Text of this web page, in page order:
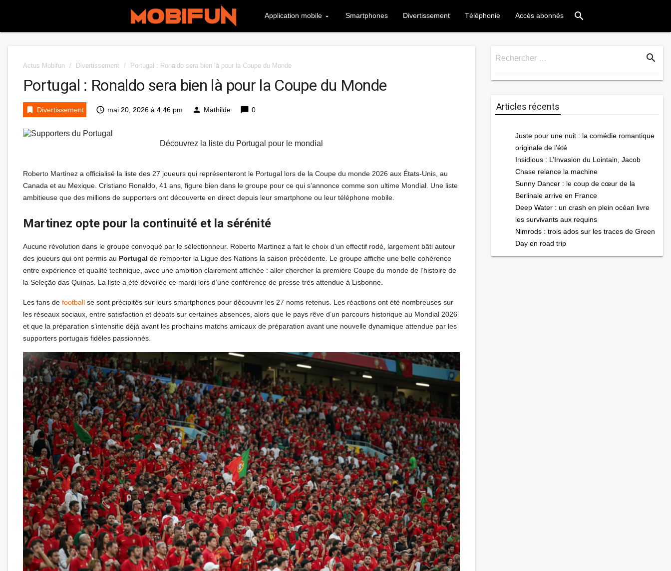
Application mobile Smartphones Divertissement Téléphonie Accès abonnés search
Actus Mobifun / Divertissement / Portugal : Ronaldo sera bien là pour la Coupe du Monde
Portugal : Ronaldo sera bien là pour la Coupe du Monde
bookmark Divertissement access_time mai 20, 2026 à 4:46 pm person Mathilde chat_bubble 0
Découvrez la liste du Portugal pour le mondial
Roberto Martinez a officialisé la liste des 27 joueurs qui représenteront le Portugal lors de la Coupe du monde 2026 aux États-Unis, au
Canada et au Mexique. Cristiano Ronaldo, 41 ans, figure bien dans le groupe pour ce qui s’annonce comme son ultime Mondial. Une liste
ambitieuse que des millions de supporters ont découverte en direct depuis leur smartphone ou leur téléphone mobile.
Martinez opte pour la continuité et la sérénité
Aucune révolution dans le groupe convoqué par le sélectionneur. Roberto Martinez a fait le choix d’un effectif rodé, largement bâti autour
des joueurs qui ont permis au Portugal de remporter la Ligue des Nations la saison précédente. Le groupe affiche une belle cohérence
entre expérience et qualité technique, avec une ambition clairement affichée : aller chercher la première Coupe du monde de l’histoire de
la Seleção das Quinas. La liste a été dévoilée ce mardi lors d’une conférence de presse très attendue à Lisbonne.
Les fans de football se sont précipités sur leurs smartphones pour découvrir les 27 noms retenus. Les réactions ont été nombreuses sur
les réseaux sociaux, entre satisfaction et débats sur certaines absences, alors que le pays rêve d’un parcours historique au Mondial 2026
et que la préparation s’intensifie déjà avant les prochains matchs amicaux de préparation avant une nouvelle dynamique attendue par les
supporters portugais fidèles passionnés.
Rechercher … search
Articles récents
Juste pour une nuit : la comédie romantique
originale de l’été
Insidious : L’Invasion du Lointain, Jacob
Chase relance la machine
Sunny Dancer : le coup de cœur de la
Berlinale arrive en France
Deep Water : un crash en plein océan livre
les survivants aux requins
Nimrods : trois ados sur les traces de Green
Day en road trip